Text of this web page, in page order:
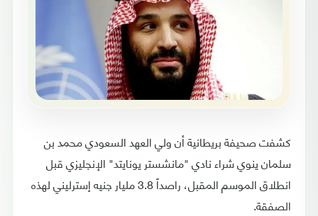
كشفت صحيفة بريطانية أن ولي العهد السعودي محمد بن
سلمان ينوي شراء نادي "مانشستر يونايتد" الإنجليزي قبل
انطلاق الموسم المقبل، راصداً 3.8 مليار جنيه إسترليني لهذه
الصفقة.